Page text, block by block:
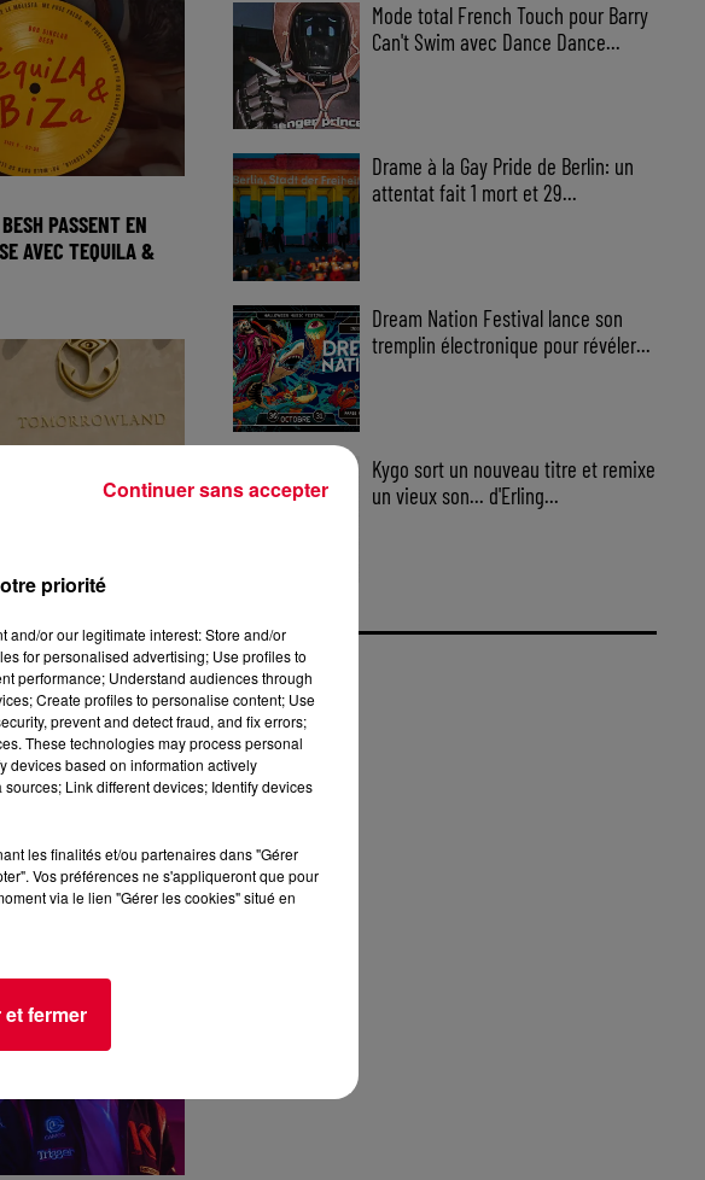
PASSENT EN
AVEC TEQUILA &
DE LA
ET IZZY BIZU !
DE S’OFFRIR LA
UN ENVOÛTANT
Mode total French Touch pour Barry
Can't Swim avec Dance Dance...
Drame à la Gay Pride de Berlin: un
attentat fait 1 mort et 29...
Dream Nation Festival lance son
tremplin électronique pour révéler...
Kygo sort un nouveau titre et remixe
un vieux son... d'Erling...
priorité
or our legitimate interest: Store and/or
for personalised advertising; Use profiles to
performance; Understand audiences through
Create profiles to personalise content; Use
prevent and detect fraud, and fix errors;
These technologies may process personal
devices based on information actively
Link different devices; Identify devices
les finalités et/ou partenaires dans "Gérer
Vos préférences ne s'appliqueront que pour
via le lien "Gérer les cookies" situé en
fermer
Continuer sans accepter